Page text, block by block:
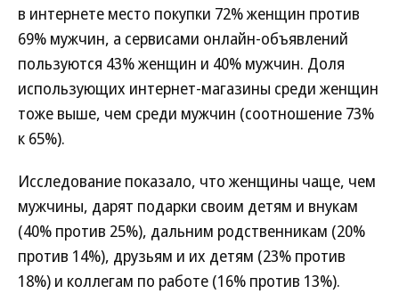
в интернете место покупки 72% женщин против
69% мужчин, а сервисами онлайн-объявлений
пользуются 43% женщин и 40% мужчин. Доля
использующих интернет-магазины среди женщин
тоже выше, чем среди мужчин (соотношение 73%
к 65%).
Исследование показало, что женщины чаще, чем
мужчины, дарят подарки своим детям и внукам
(40% против 25%), дальним родственникам (20%
против 14%), друзьям и их детям (23% против
18%) и коллегам по работе (16% против 13%).